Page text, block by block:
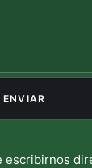
escribirnos